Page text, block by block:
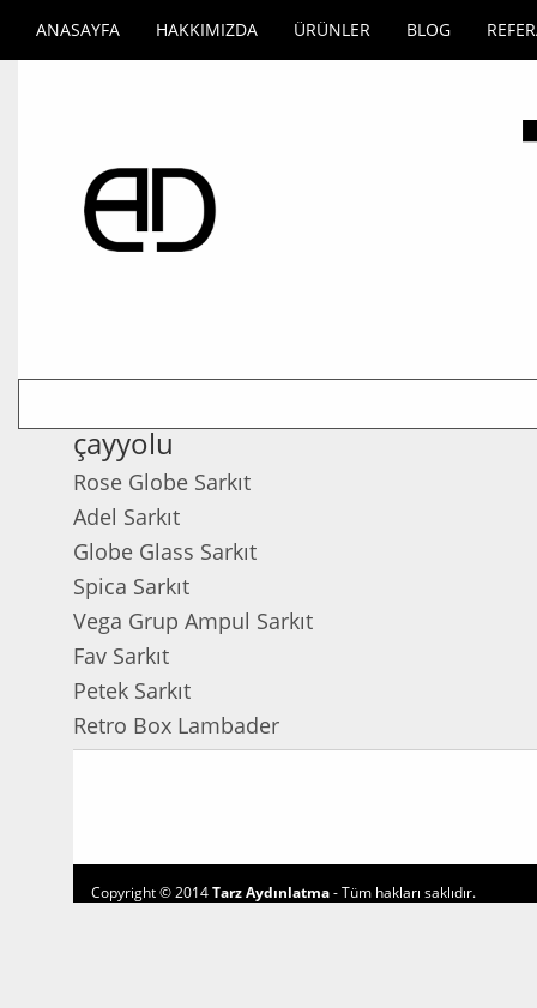
ANASAYFA HAKKIMIZDA ÜRÜNLER BLOG
çayyolu
Rose Globe Sarkıt
Adel Sarkıt
Globe Glass Sarkıt
Spica Sarkıt
Vega Grup Ampul Sarkıt
Fav Sarkıt
Petek Sarkıt
Retro Box Lambader
Copyright © 2014Tarz Aydınlatma- Tüm hakları saklıdır.